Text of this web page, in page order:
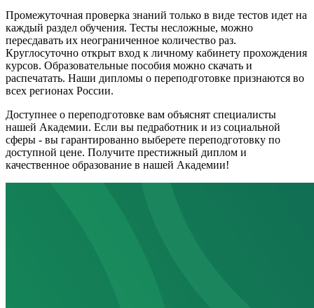
Промежуточная проверка знаний только в виде тестов идет на
каждый раздел обучения. Тесты несложные, можно
пересдавать их неограниченное количество раз.
Круглосуточно открыт вход к личному кабинету прохождения
курсов. Образовательные пособия можно скачать и
распечатать. Наши дипломы о переподготовке признаются во
всех регионах России.
Доступнее о переподготовке вам объяснят специалисты
нашей Академии. Если вы педработник и из социальной
сферы - вы гарантированно выберете переподготовку по
доступной цене. Получите престижный диплом и
качественное образование в нашей Академии!